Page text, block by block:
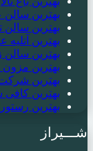
بهترین سالن
بهترین سالن
بهترین
بهترین سالن
بهترین
بهترین
بهترین
بهترین
شـــیراز